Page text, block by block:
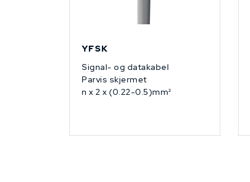
YFSK
Signal- og datakabel
Parvis skjermet
n x 2 x (0.22-0.5)mm²